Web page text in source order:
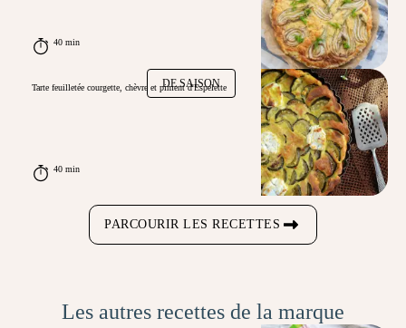
40 min
DE SAISON
Tarte feuilletée courgette, chèvre et piment d'Espelette
40 min
PARCOURIR LES RECETTES
Les autres recettes de la marque